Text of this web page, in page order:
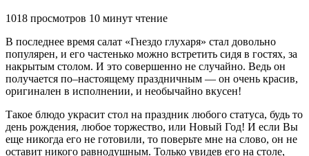
1018 просмотров 10 минут чтение
В последнее время салат «Гнездо глухаря» стал довольно
популярен, и его частенько можно встретить сидя в гостях, за
накрытым столом. И это совершенно не случайно. Ведь он
получается по–настоящему праздничным — он очень красив,
оригинален в исполнении, и необычайно вкусен!
Такое блюдо украсит стол на праздник любого статуса, будь то
день рождения, любое торжество, или Новый Год! И если Вы
еще никогда его не готовили, то поверьте мне на слово, он не
оставит никого равнодушным. Только увидев его на столе,